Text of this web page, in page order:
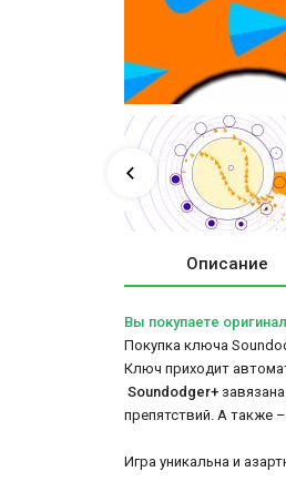
Описание
Вы покупаете
Покупка ключа
Ключ приходит
Soundodger+
препятствий. А также
Игра уникальна и